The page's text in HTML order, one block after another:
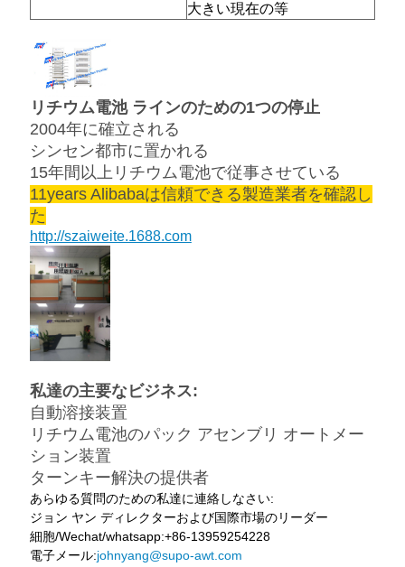
大きい現在の等
リチウム電池 ラインのための1つの停止
2004年に確立される
シンセン都市に置かれる
15年間以上リチウム電池で従事させている
11years Alibabaは信頼できる製造業者を確認し
た
http://szaiweite.1688.com
私達の主要なビジネス:
自動溶接装置
リチウム電池のパック アセンブリ オートメー
ション装置
ターンキー解決の提供者
あらゆる質問のための私達に連絡しなさい:
ジョン ヤン ディレクターおよび国際市場のリーダー
細胞/Wechat/whatsapp:+86-13959254228
電子メール:johnyang@supo-awt.com